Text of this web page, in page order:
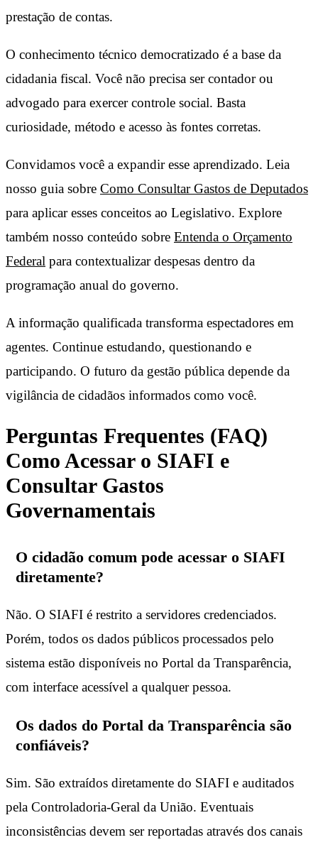
prestação de contas.
O conhecimento técnico democratizado é a base da
cidadania fiscal. Você não precisa ser contador ou
advogado para exercer controle social. Basta
curiosidade, método e acesso às fontes corretas.
Convidamos você a expandir esse aprendizado. Leia
nosso guia sobre Como Consultar Gastos de Deputados
para aplicar esses conceitos ao Legislativo. Explore
também nosso conteúdo sobre Entenda o Orçamento
Federal para contextualizar despesas dentro da
programação anual do governo.
A informação qualificada transforma espectadores em
agentes. Continue estudando, questionando e
participando. O futuro da gestão pública depende da
vigilância de cidadãos informados como você.
Perguntas Frequentes (FAQ)
Como Acessar o SIAFI e
Consultar Gastos
Governamentais
O cidadão comum pode acessar o SIAFI
diretamente?
Não. O SIAFI é restrito a servidores credenciados.
Porém, todos os dados públicos processados pelo
sistema estão disponíveis no Portal da Transparência,
com interface acessível a qualquer pessoa.
Os dados do Portal da Transparência são
confiáveis?
Sim. São extraídos diretamente do SIAFI e auditados
pela Controladoria-Geral da União. Eventuais
inconsistências devem ser reportadas através dos canais